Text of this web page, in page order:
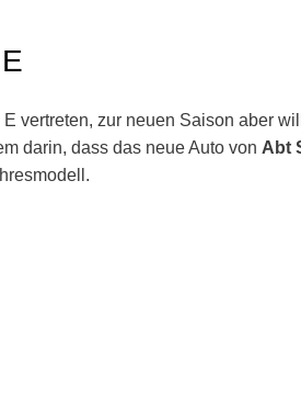
vertreten, zur neuen Saison aber will
darin, dass das neue Auto von Abt